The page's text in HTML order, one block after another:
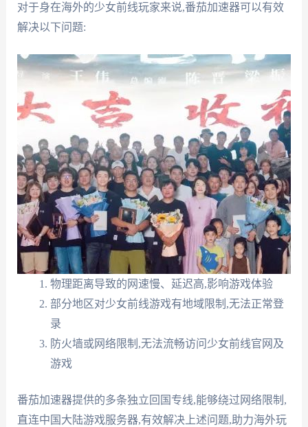
对于身在海外的少女前线玩家来说,番茄加速器可以有效
解决以下问题:
物理距离导致的网速慢、延迟高,影响游戏体验
部分地区对少女前线游戏有地域限制,无法正常登
录
防火墙或网络限制,无法流畅访问少女前线官网及
游戏
番茄加速器提供的多条独立回国专线,能够绕过网络限制,
直连中国大陆游戏服务器,有效解决上述问题,助力海外玩